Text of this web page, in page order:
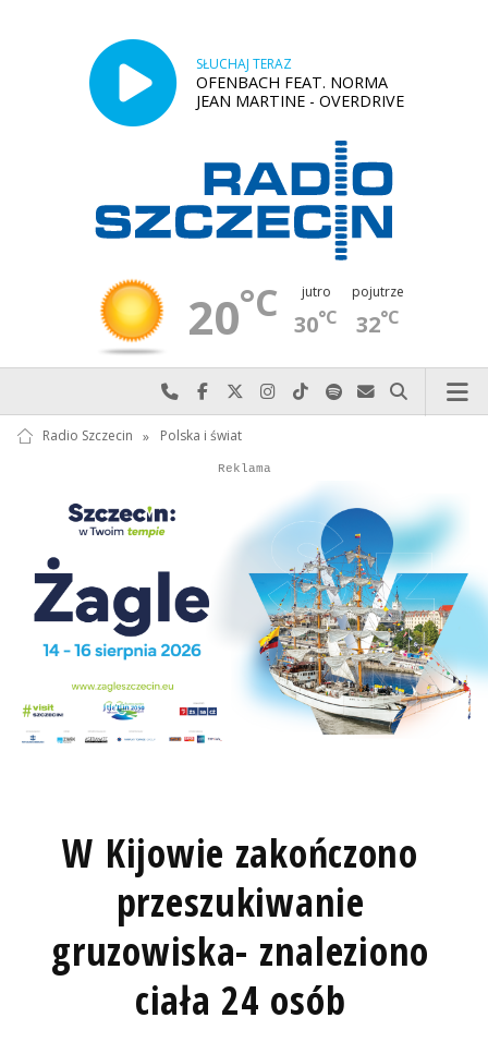
SŁUCHAJ TERAZ
OFENBACH FEAT. NORMA
JEAN MARTINE - OVERDRIVE
20°C jutro
30°C
pojutrze
32°C
Najlepiej po prostu do nas zadzwoń
Odwiedź nas na Facebook-u
Odwiedź nas na X
Odwiedź nas na Instagram-ie
Odwiedź nas na TikTok-u
Szukaj nas na Spotify
Wyślij do nas
Szukaj
Radio Szczecin » Polska i świat
Autopromocja
Reklama
Autopromocja
W Kijowie zakończono
przeszukiwanie
gruzowiska- znaleziono
ciała 24 osób